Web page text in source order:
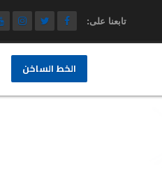
تابعنا على:
الخط الساخن